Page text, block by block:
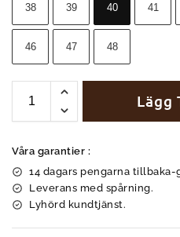
38 39 40 41
46 47 48
Lägg
Våra garantier :
14 dagars pengarna tillbaka-
Leverans med spårning.
Lyhörd kundtjänst.